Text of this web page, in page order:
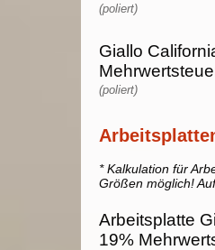
(poliert)
Giallo
(poliert)
* Kalkulation für
Größen möglich!
Arbeitsplatte
19%